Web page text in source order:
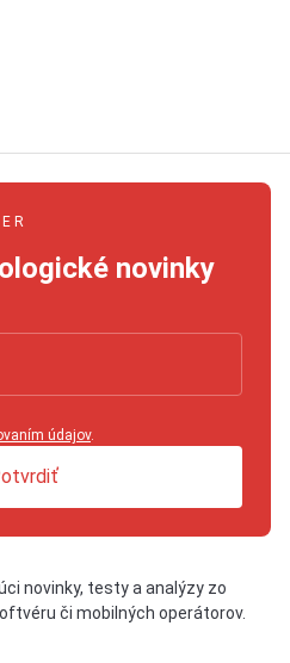
novinky
údajov.
novinky, testy a analýzy zo
či mobilných operátorov.